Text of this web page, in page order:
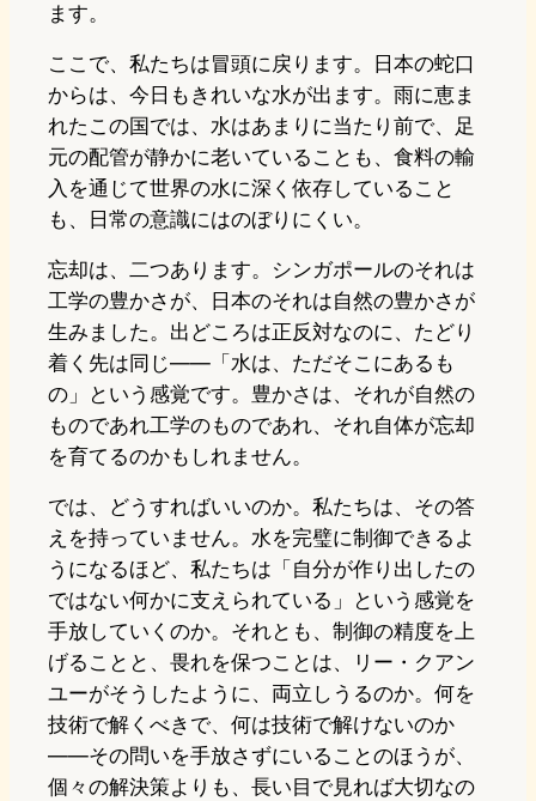
ます。
ここで、私たちは冒頭に戻ります。日本の蛇口
からは、今日もきれいな水が出ます。雨に恵ま
れたこの国では、水はあまりに当たり前で、足
元の配管が静かに老いていることも、食料の輸
入を通じて世界の水に深く依存していること
も、日常の意識にはのぼりにくい。
忘却は、二つあります。シンガポールのそれは
工学の豊かさが、日本のそれは自然の豊かさが
生みました。出どころは正反対なのに、たどり
着く先は同じ——「水は、ただそこにあるも
の」という感覚です。豊かさは、それが自然の
ものであれ工学のものであれ、それ自体が忘却
を育てるのかもしれません。
では、どうすればいいのか。私たちは、その答
えを持っていません。水を完璧に制御できるよ
うになるほど、私たちは「自分が作り出したの
ではない何かに支えられている」という感覚を
手放していくのか。それとも、制御の精度を上
げることと、畏れを保つことは、リー・クアン
ユーがそうしたように、両立しうるのか。何を
技術で解くべきで、何は技術で解けないのか
——その問いを手放さずにいることのほうが、
個々の解決策よりも、長い目で見れば大切なの